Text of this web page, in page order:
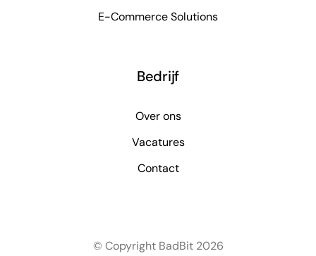
E-Commerce Solutions
Bedrijf
Over ons
Vacatures
Contact
© Copyright BadBit 2026